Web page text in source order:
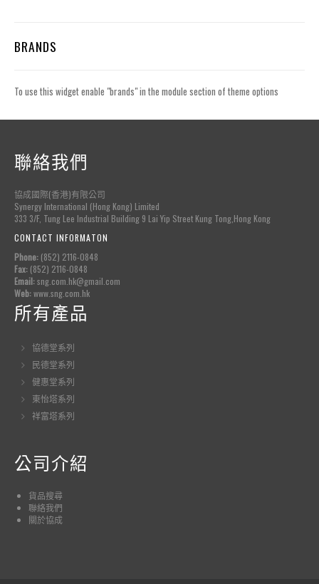
BRANDS
To use this widget enable "brands" in the module section of theme options
聯絡我們
協成國際(香港)有限公司
Synergy International (Hong Kong) Limited
333 3/F, Tung Lee Industrial Building 9 Lai Yip Street Kung Tong,Hong Kong
CONTACT INFORMATON
Phone: (852) 2116-0848
Fax: (852) 2116-0848
Email:sng.com.hk@gmail.com
Web:www.sng.com.hk
所有產品
協德堂系列
民德堂系列
健惠堂系列
東怡塔系列
祥富塔系列
公司介紹
貨品搜尋
聯絡我們
關於協成